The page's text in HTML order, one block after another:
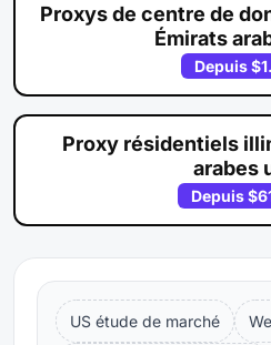
Proxys de centre de
Émirats
Depuis
Proxy résidentiels
arabes
Depuis
US étude de marché